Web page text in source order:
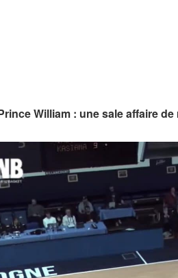
William : une sale affaire